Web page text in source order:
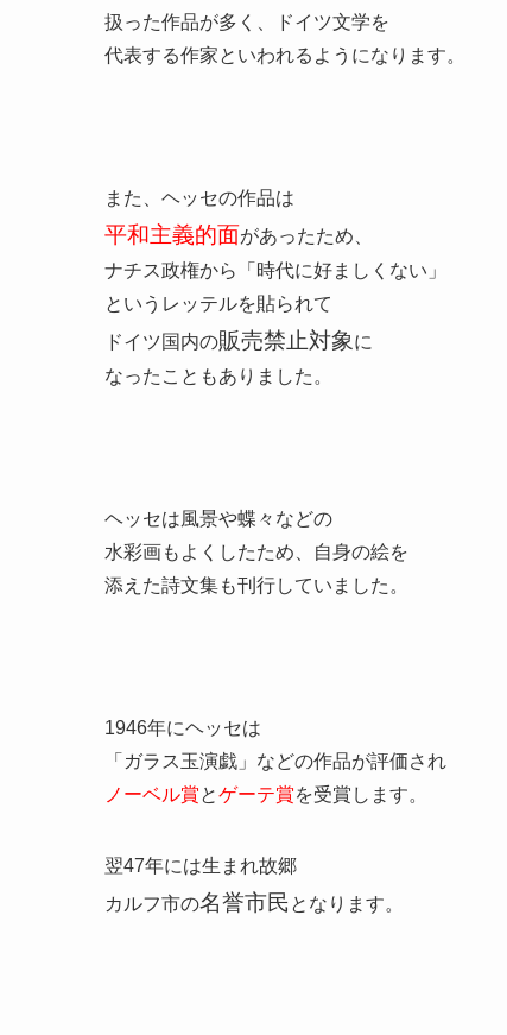
扱った作品が多く、ドイツ文学を
代表する作家といわれるようになります。
また、ヘッセの作品は
平和主義的面があったため、
ナチス政権から「時代に好ましくない」
というレッテルを貼られて
ドイツ国内の販売禁止対象 に
なったこともありました。
ヘッセは風景や蝶々などの
水彩画もよくしたため、自身の絵を
添えた詩文集も刊行していました。
1946年にヘッセは
「ガラス玉演戯」などの作品が評価され
ノーベル賞とゲーテ賞を受賞します。
翌47年には生まれ故郷
カルフ市の名誉市民となります。